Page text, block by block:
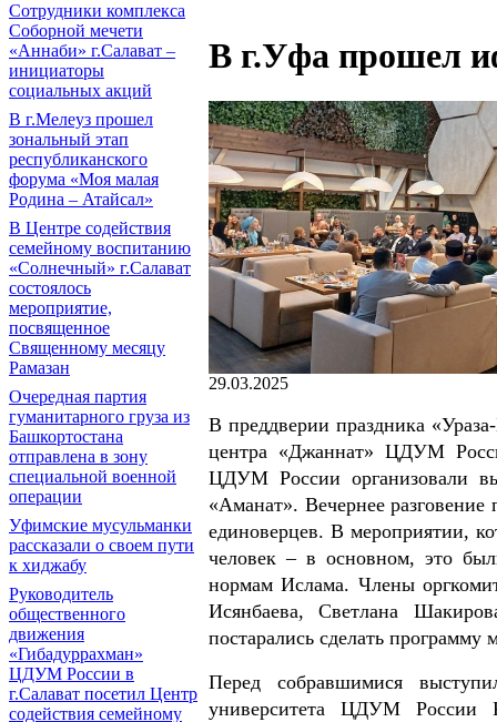
Сотрудники комплекса
Соборной мечети
«Аннаби» г.Салават –
инициаторы
социальных акций
В г.Мелеуз прошел
зональный этап
республиканского
форума «Моя малая
Родина – Атайсал»
В Центре содействия
семейному воспитанию
«Солнечный» г.Салават
состоялось
мероприятие,
посвященное
Священному месяцу
Рамазан
Очередная партия
гуманитарного груза из
Башкортостана
отправлена в зону
специальной военной
операции
Уфимские мусульманки
рассказали о своем пути
к хиджабу
Руководитель
общественного
движения
«Гибадуррахман»
ЦДУМ России в
г.Салават посетил Центр
содействия семейному
В г.Уфа прошел
29.03.2025
В преддверии праздника
центра «Джаннат» ЦДУМ
ЦДУМ России организовали
«Аманат». Вечернее
единоверцев. В мероприятии,
человек – в основном, это
нормам Ислама. Члены
Исянбаева, Светлана
постарались сделать
Перед собравшимися
университета ЦДУМ России